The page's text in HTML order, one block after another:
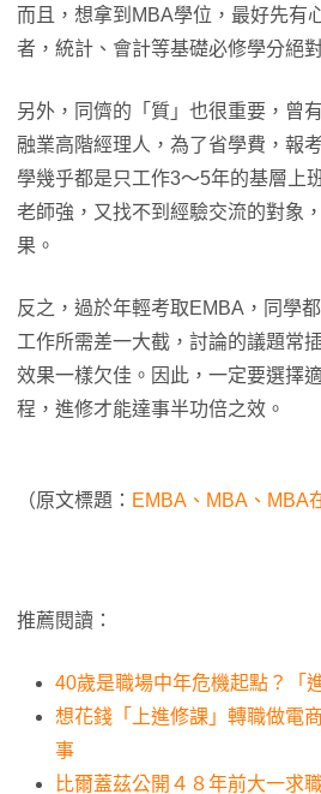
而且，想拿到MBA學位，最好先有
者，統計、會計等基礎必修學分絕
另外，同儕的「質」也很重要，曾
融業高階經理人，為了省學費，報
學幾乎都是只工作3～5年的基層上
老師強，又找不到經驗交流的對象
果。
反之，過於年輕考取EMBA，同學
工作所需差一大截，討論的議題常
效果一樣欠佳。因此，一定要選擇
程，進修才能達事半功倍之效。
（原文標題： EMBA、MBA、MBA
推薦閱讀：
40歲是職場中年危機起點？「
想花錢「上進修課」轉職做電
事
比爾蓋茲公開４８年前大一求